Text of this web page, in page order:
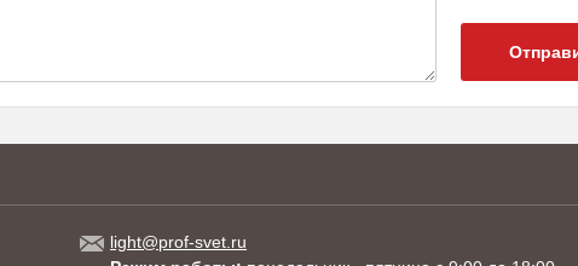
light@prof-svet.ru